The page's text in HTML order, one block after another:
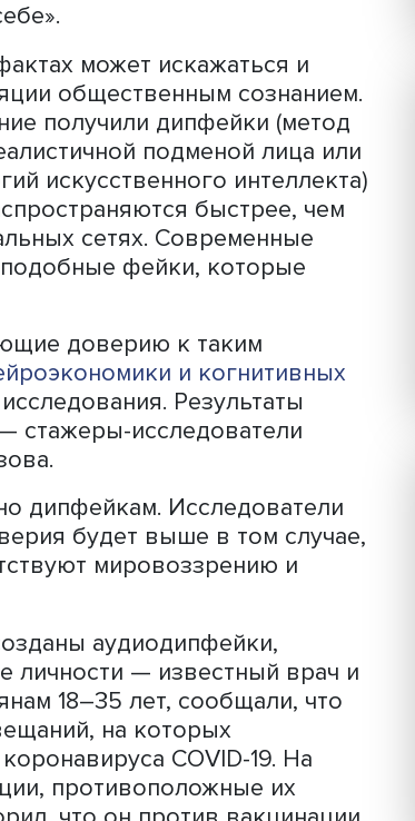
проекта «
меняющемся мире», который
2030».
сотрудник
НИУ ВШЭ Василий
из Ницше о том, что
интерпретации, мы не можем
по себе».
о фактах может искажаться
общественным
получили дипфейки
с реалистичной подменой
искусственного
распространяются
сетях.
фейки,
доверию к таким
нейроэкономики и
два исследования.
— стажеры-исследователи
Морозова.